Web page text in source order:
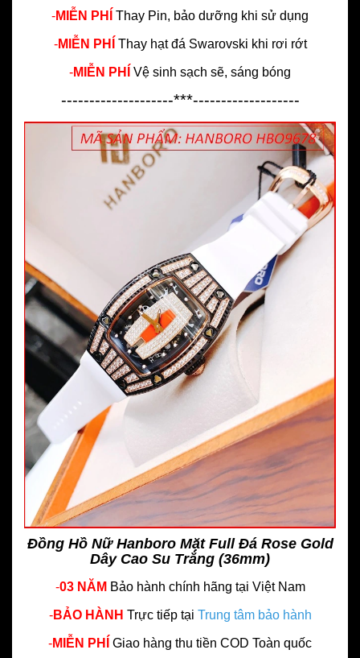
-MIỄN PHÍ Thay Pin, bảo dưỡng khi sử dụng
-MIỄN PHÍ Thay hạt đá Swarovski khi rơi rớt
-MIỄN PHÍ Vệ sinh sạch sẽ, sáng bóng
--------------------***-------------------
Đồng Hồ Nữ Hanboro Mặt Full Đá Rose Gold
Dây Cao Su Trắng (36mm)
-03 NĂM Bảo hành chính hãng tại Việt Nam
-BẢO HÀNH Trực tiếp tại Trung tâm bảo hành
-MIỄN PHÍ Giao hàng thu tiền COD Toàn quốc